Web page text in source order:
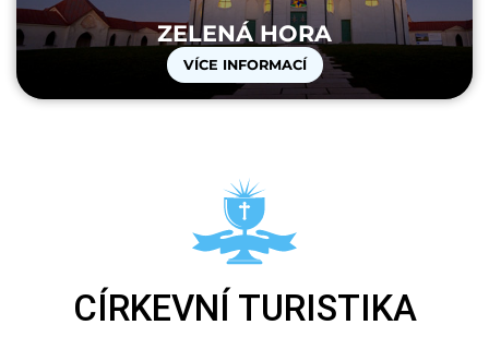
ZELENÁ HORA
VÍCE INFORMACÍ
CÍRKEVNÍ TURISTIKA